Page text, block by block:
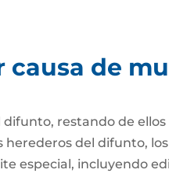
causa de
restando de
del difunto,
especial, incluyendo